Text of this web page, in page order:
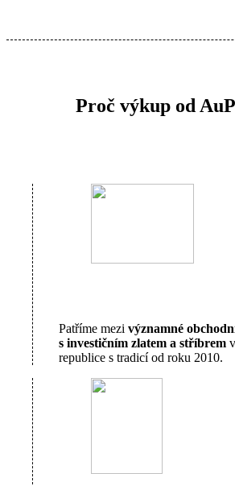
Proč výkup od
Patříme mezi významné
s investičním zlatem a stříbrem
republice s tradicí od roku 2010.